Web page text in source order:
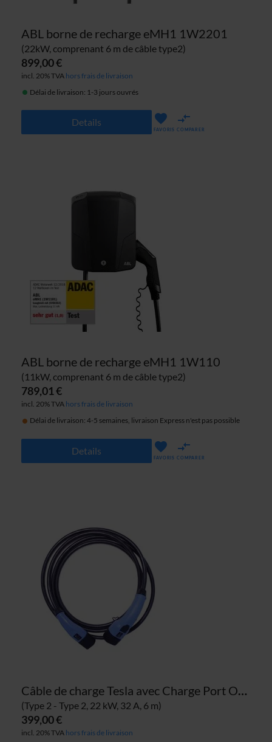
ABL borne de recharge eMH1 1W2201
(22kW, comprenant 6 m de câble type2)
899,00 €
incl. 20% TVA hors frais de livraison
Délai de livraison: 1-3 jours ouvrés
Details
FAVORIS COMPARER
ABL borne de recharge eMH1 1W110
(11kW, comprenant 6 m de câble type2)
789,01 €
incl. 20% TVA hors frais de livraison
Délai de livraison: 4-5 semaines, livraison Express n'est pas possible
Details
FAVORIS COMPARER
Câble de charge Tesla avec Charge Port Opener
(Type 2 - Type 2, 22 kW, 32 A, 6 m)
399,00 €
incl. 20% TVA hors frais de livraison